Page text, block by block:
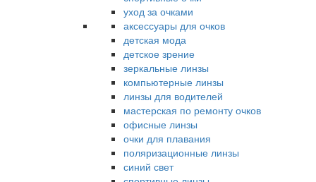
уход за очками
аксессуары для очков
детская мода
детское зрение
зеркальные линзы
компьютерные линзы
линзы для водителей
мастерская по ремонту очков
офисные линзы
очки для плавания
поляризационные линзы
синий свет